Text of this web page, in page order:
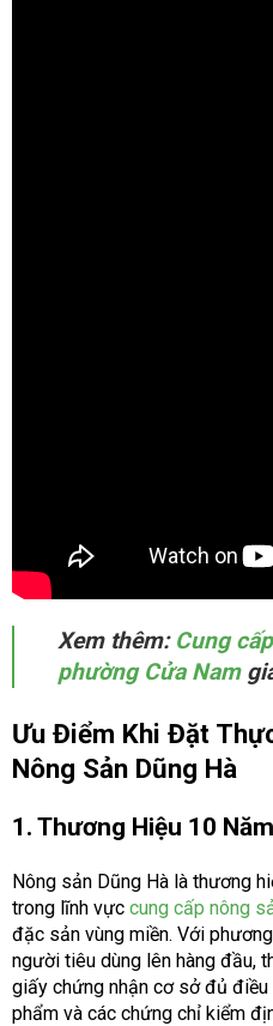
Xem thêm: Cung
phường Cửa Nam
Ưu Điểm Khi Đặt
Nông Sản Dũng Hà
1. Thương Hiệu 10
Nông sản Dũng Hà là thương
trong lĩnh vực cung cấp nông
đặc sản vùng miền. Với
người tiêu dùng lên hàng đầu,
giấy chứng nhận cơ sở đủ
phẩm và các chứng chỉ kiểm